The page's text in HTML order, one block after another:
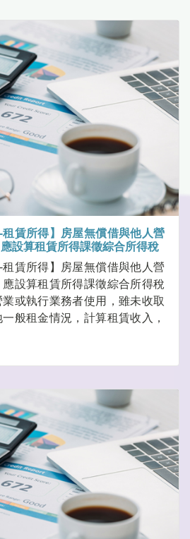
賃所得】房屋無償借與他人營
設算租賃所得課徵綜合所得稅
賃所得】房屋無償借與他人營
設算租賃所得課徵綜合所得稅
或執行業務者使用，雖未收取
般租金情況，計算租賃收入，